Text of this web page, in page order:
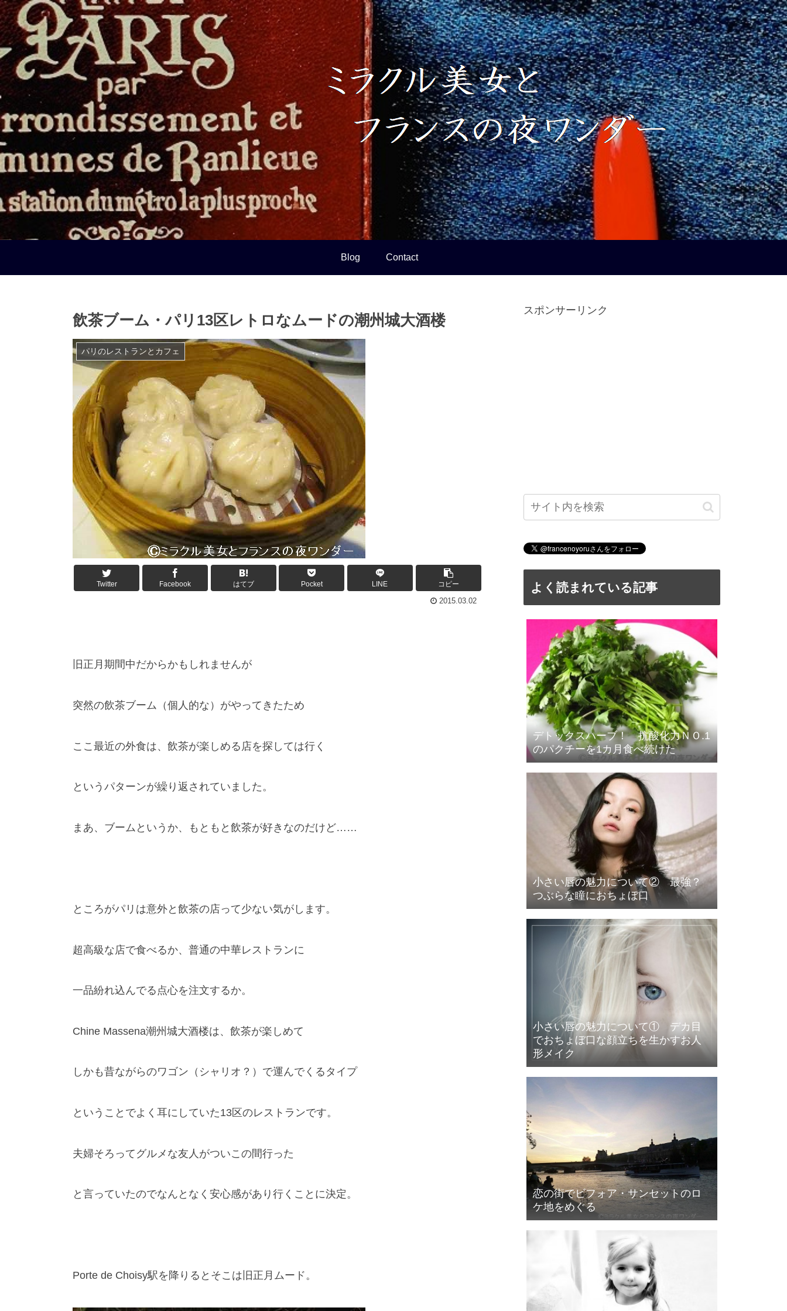
Blog Contact
飲茶ブーム・パリ13区レトロなムードの潮州城大酒楼
パリのレストランとカフェ
Twitter Facebook はてブ Pocket LINE コピー
2015.03.02
旧正月期間中だからかもしれませんが
突然の飲茶ブーム（個人的な）がやってきたため
ここ最近の外食は、飲茶が楽しめる店を探しては行く
というパターンが繰り返されていました。
まあ、ブームというか、もともと飲茶が好きなのだけど……
ところがパリは意外と飲茶の店って少ない気がします。
超高級な店で食べるか、普通の中華レストランに
一品紛れ込んでる点心を注文するか。
Chine Massena潮州城大酒楼は、飲茶が楽しめて
しかも昔ながらのワゴン（シャリオ？）で運んでくるタイプ
ということでよく耳にしていた13区のレストランです。
夫婦そろってグルメな友人がついこの間行った
と言っていたのでなんとなく安心感があり行くことに決定。
Porte de Choisy駅を降りるとそこは旧正月ムード。
スポンサーリンク
よく読まれている記事
デトックスハーブ！ 抗酸化力ＮＯ.1
のパクチーを1カ月食べ続けた
小さい唇の魅力について② 最強？
つぶらな瞳におちょぼ口
小さい唇の魅力について① デカ目
でおちょぼ口な顔立ちを生かすお人
形メイク
恋の街でビフォア・サンセットのロ
ケ地をめぐる